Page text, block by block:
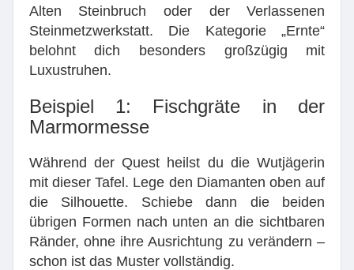
Alten Steinbruch oder der Verlassenen
Steinmetzwerkstatt. Die Kategorie „Ernte“
belohnt dich besonders großzügig mit
Luxustruhen.
Beispiel 1: Fischgräte in der
Marmormesse
Während der Quest heilst du die Wutjägerin
mit dieser Tafel. Lege den Diamanten oben auf
die Silhouette. Schiebe dann die beiden
übrigen Formen nach unten an die sichtbaren
Ränder, ohne ihre Ausrichtung zu verändern –
schon ist das Muster vollständig.